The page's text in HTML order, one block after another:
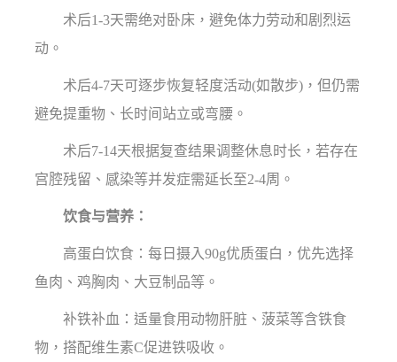
术后1-3天需绝对卧床，避免体力劳动和剧烈运
动。
术后4-7天可逐步恢复轻度活动(如散步)，但仍需
避免提重物、长时间站立或弯腰。
术后7-14天根据复查结果调整休息时长，若存在
宫腔残留、感染等并发症需延长至2-4周。
饮食与营养：
高蛋白饮食：每日摄入90g优质蛋白，优先选择
鱼肉、鸡胸肉、大豆制品等。
补铁补血：适量食用动物肝脏、菠菜等含铁食
物，搭配维生素C促进铁吸收。